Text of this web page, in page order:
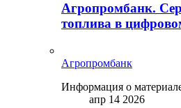
Агропромбанк.
топлива в
Агропромбанк
Информация о
апр 14 2026